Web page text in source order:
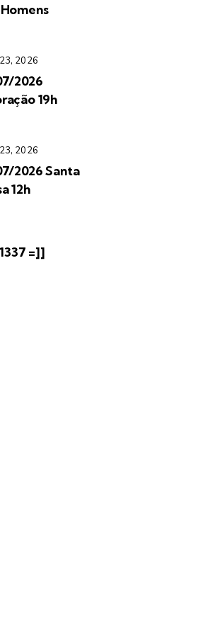
2026
2026
19h
2026
2026 Santa
12h
=]]